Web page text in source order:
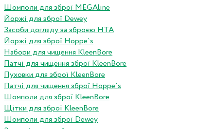
Шомполи для зброї MEGAline
Йоржі для зброї Dewey
Засоби догляду за зброєю HTA
Йоржі для зброї Hoppe`s
Набори для чищення KleenBore
Патчі для чищення зброї KleenBore
Пуховки для зброї KleenBore
Патчі для чищення зброї Hoppe`s
Шомполи для зброї KleenBore
Щітки для зброї KleenBore
Шомполи для зброї Dewey